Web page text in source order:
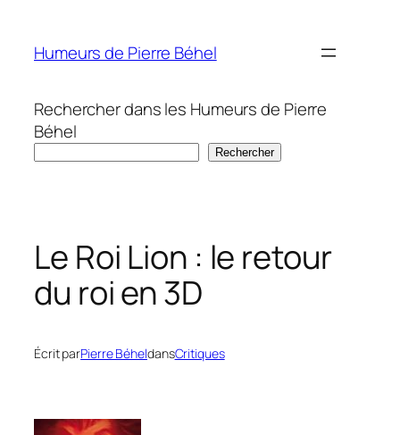
contenu
Humeurs de Pierre Béhel
Rechercher dans les Humeurs de Pierre
Béhel
Rechercher
Le Roi Lion : le retour
du roi en 3D
Écrit parPierre BéheldansCritiques